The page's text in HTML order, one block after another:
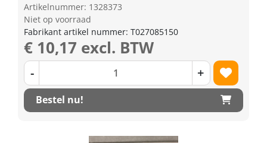
Artikelnummer: 1328373
Niet op voorraad
Fabrikant artikel nummer: T027085150
€ 10,17 excl. BTW
- +
Bestel nu!